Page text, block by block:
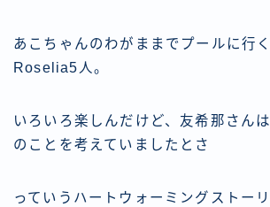
あこちゃんのわがままでプールに行
Roselia5人。
いろいろ楽しんだけど、友希那さん
のことを考えていましたとさ
っていうハートウォーミングストー